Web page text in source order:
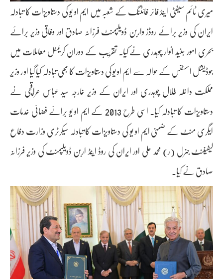
میری ٹائم سیفٹی اینڈ فائر فائٹنگ کے شعبہ میں ایم او یو کی دستاویزات کا تبادلہ
ایران کی وزیر برائے روڈز واربن ڈویلپمنٹ فرزانہ صادق اور وفاقی وزیر برائے
بحری امور جنید انوار چوہدری نے کیا۔ تقریب کے دوران کریمنل معاملات میں
جوڈیشل اسسٹنس کے حوالہ سے ایم او یو کی دستاویزات کا بھی تبادلہ کیا گیا او ر وزیر
مملکت داخلہ طلال چوہدری اور ایران کے وزیر خارجہ سید عباس عراقچی نے
دستاویزات کا تبادلہ کیا۔ اسی طرح 2013 کے ایم او یو برائے فضائی خدمات
ایگری منٹ کے ضمنی ایم او یو کی دستاویزات کا تبادلہ سیکرٹری وزارت دفاع
لیفیننٹ جنرل (ر) محمد علی اور ایران کی روڈ اینڈ اربن ڈویلپمنٹ کی وزیر فرزانہ
صادق نے کیا۔